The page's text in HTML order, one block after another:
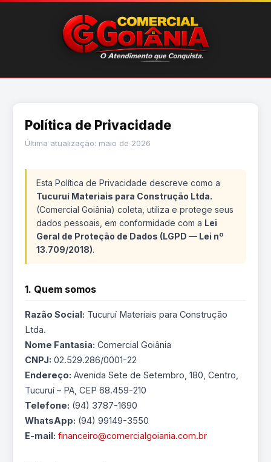
Política de Privacidade
Última atualização: maio de 2026
Esta Política de Privacidade descreve como a
Tucuruí Materiais para Construção Ltda.
(Comercial Goiânia) coleta, utiliza e protege seus
dados pessoais, em conformidade com a Lei
Geral de Proteção de Dados (LGPD — Lei nº
13.709/2018).
1. Quem somos
Razão Social: Tucuruí Materiais para Construção
Ltda.
Nome Fantasia: Comercial Goiânia
CNPJ: 02.529.286/0001-22
Endereço: Avenida Sete de Setembro, 180, Centro,
Tucuruí – PA, CEP 68.459-210
Telefone: (94) 3787-1690
WhatsApp: (94) 99149-3550
E-mail: financeiro@comercialgoiania.com.br